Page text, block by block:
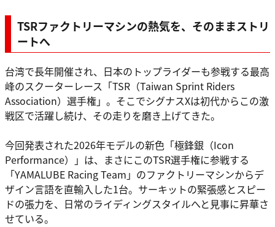
TSRファクトリーマシンの熱気を、そのままストリ
ートへ
台湾で長年開催され、日本のトップライダーも参戦する最高
峰のスクーターレース「TSR（Taiwan Sprint Riders
Association）選手権」。そこでシグナスXは初代からこの激
戦区で活躍し続け、その走りを磨き上げてきた。
今回発表された2026年モデルの新色「極鋒銀（Icon
Performance）」は、まさにこのTSR選手権に参戦する
「YAMALUBE Racing Team」のファクトリーマシンからデ
ザイン言語を直輸入した1台。サーキットの緊張感とスピー
ドの張力を、日常のライディングスタイルへと見事に昇華さ
せている。